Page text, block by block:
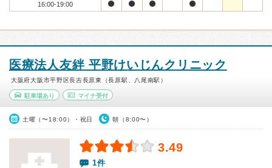
16:00-19:00
医療法人友絆 平野けいじんクリニック
大阪府大阪市平野区長吉長原東（長原駅、八尾南駅）
駐車場あり マイナ受付
土曜（〜18:00）・祝日 朝（8:00〜）
3.49
1件